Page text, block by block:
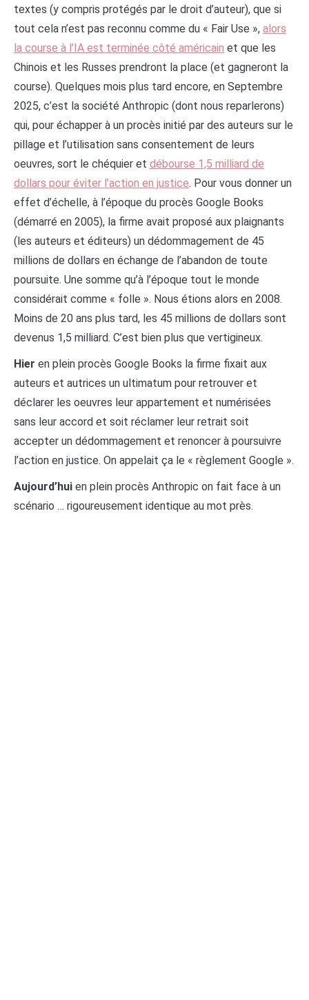
textes (y compris protégés par le droit d’auteur), que si
tout cela n’est pas reconnu comme du « Fair Use », alors
la course à l’IA est terminée côté américain et que les
Chinois et les Russes prendront la place (et gagneront la
course). Quelques mois plus tard encore, en Septembre
2025, c’est la société Anthropic (dont nous reparlerons)
qui, pour échapper à un procès initié par des auteurs sur le
pillage et l’utilisation sans consentement de leurs
oeuvres, sort le chéquier et débourse 1,5 milliard de
dollars pour éviter l’action en justice. Pour vous donner un
effet d’échelle, à l’époque du procès Google Books
(démarré en 2005), la firme avait proposé aux plaignants
(les auteurs et éditeurs) un dédommagement de 45
millions de dollars en échange de l’abandon de toute
poursuite. Une somme qu’à l’époque tout le monde
considérait comme « folle ». Nous étions alors en 2008.
Moins de 20 ans plus tard, les 45 millions de dollars sont
devenus 1,5 milliard. C’est bien plus que vertigineux.
Hier en plein procès Google Books la firme fixait aux
auteurs et autrices un ultimatum pour retrouver et
déclarer les oeuvres leur appartement et numérisées
sans leur accord et soit réclamer leur retrait soit
accepter un dédommagement et renoncer à poursuivre
l’action en justice. On appelait ça le « règlement Google ».
Aujourd’hui en plein procès Anthropic on fait face à un
scénario … rigoureusement identique au mot près.